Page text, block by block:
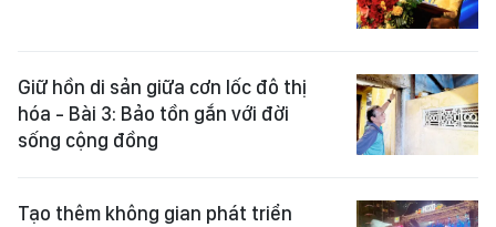
Giữ hồn di sản giữa cơn lốc đô thị
hóa - Bài 3: Bảo tồn gắn với đời
sống cộng đồng
Tạo thêm không gian phát triển